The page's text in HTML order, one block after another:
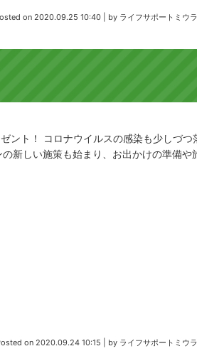
on 2020.09.25 10:40 by ライフサポートミウラ
ント！ コロナウイルスの感染も少しづつ
新しい施策も始まり、お出かけの準備や
on 2020.09.24 10:15 by ライフサポートミウラ